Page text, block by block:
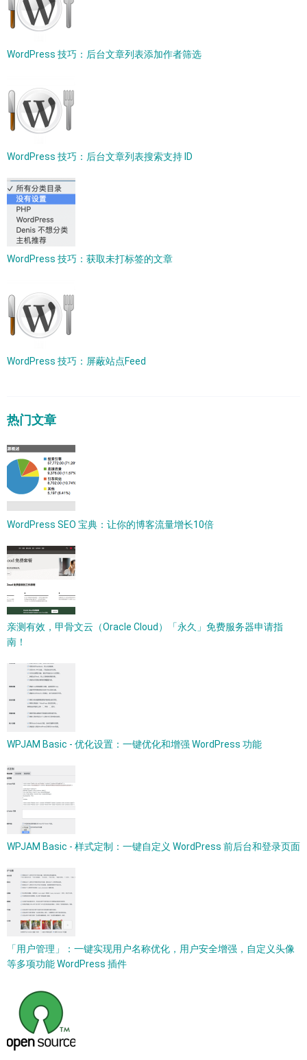
WordPress 技巧：后台文章列表添加作者筛选
WordPress 技巧：后台文章列表搜索支持 ID
WordPress 技巧：获取未打标签的文章
WordPress 技巧：屏蔽站点Feed
热门文章
WordPress SEO 宝典：让你的博客流量增长10倍
亲测有效，甲骨文云（Oracle Cloud）「永久」免费服务器申请指
南！
WPJAM Basic - 优化设置：一键优化和增强 WordPress 功能
WPJAM Basic - 样式定制：一键自定义 WordPress 前后台和登录页面
「用户管理」：一键实现用户名称优化，用户安全增强，自定义头像
等多项功能 WordPress 插件